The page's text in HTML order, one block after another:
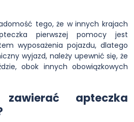
tego, że w innych krajach
pierwszej pomocy jest
wyposażenia pojazdu, dlatego
wyjazd, należy upewnić się, że
obok innych obowiązkowych
apteczka